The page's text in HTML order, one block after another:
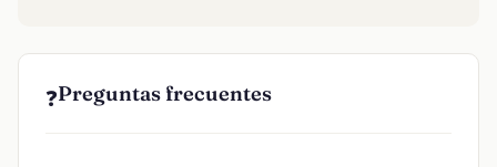
❓Preguntas frecuentes